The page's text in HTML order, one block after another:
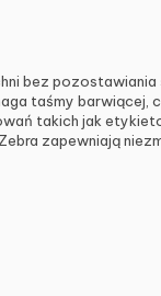
bez
taśmy barwiącej,
takich jak
zapewniają